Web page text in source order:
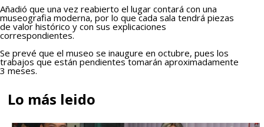
Añadió que una vez reabierto el lugar contará con una
museografia moderna, por lo que cada sala tendrá piezas
de valor histórico y con sus explicaciones
correspondientes.
Se prevé que el museo se inaugure en octubre, pues los
trabajos que están pendientes tomarán aproximadamente
3 meses.
Lo más leido